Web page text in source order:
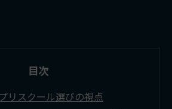
目次
リスクール選びの視点